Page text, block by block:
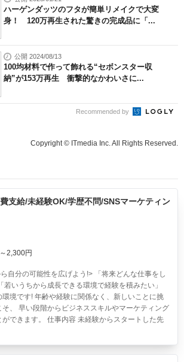
ハーゲンダッツのフタが簡単リメイクで大変
身！ 120万再生された驚きの完成品に「...
公開 2024/08/13
100均材料で作って飾れる“セボンスター収
納”が153万再生 衝撃的なかわいさに...
Recommended by
Copyright © ITmedia Inc. All Rights Reserved.
支給/未経験OK/学歴不問/SNSマーケティン
2,300円
自分の可能性を広げよう!> 「将来どんな仕事をし
若いうちから成長できる環境で経験を積みたい」
境です! 年齢や経験に関係なく、新しいことに挑
、 早い段階からビジネススキルやマーケティング
できます。 仕事内容 未経験からスタートした先